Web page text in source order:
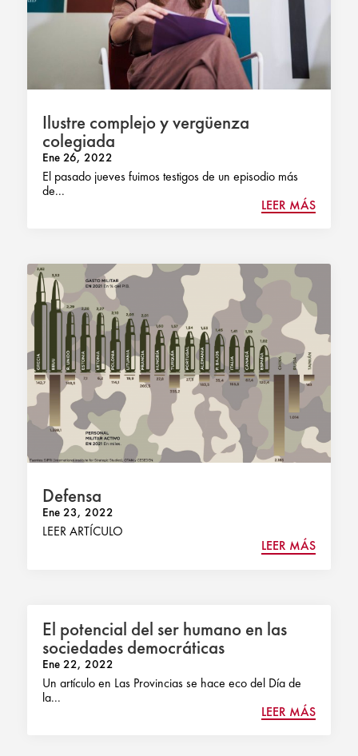
Ilustre complejo y vergüenza
colegiada
Ene 26, 2022
El pasado jueves fuimos testigos de un episodio más
de...
LEER MÁS
Defensa
Ene 23, 2022
LEER ARTÍCULO
LEER MÁS
El potencial del ser humano en las
sociedades democráticas
Ene 22, 2022
Un artículo en Las Provincias se hace eco del Día de
la...
LEER MÁS